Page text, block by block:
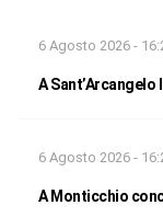
6 Agosto 2026 -
A
6 Agosto 2026 -
A Monticchio